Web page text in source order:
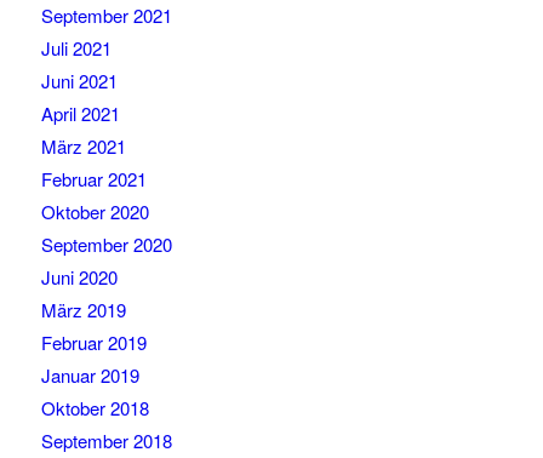
September 2021
Juli 2021
Juni 2021
April 2021
März 2021
Februar 2021
Oktober 2020
September 2020
Juni 2020
März 2019
Februar 2019
Januar 2019
Oktober 2018
September 2018